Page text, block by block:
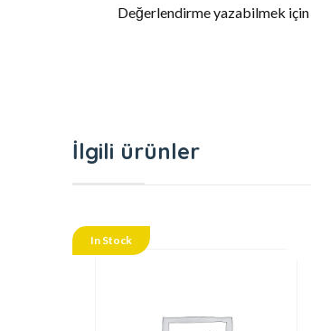
Değerlendirme yazabilmek için
İlgili ürünler
In Stock